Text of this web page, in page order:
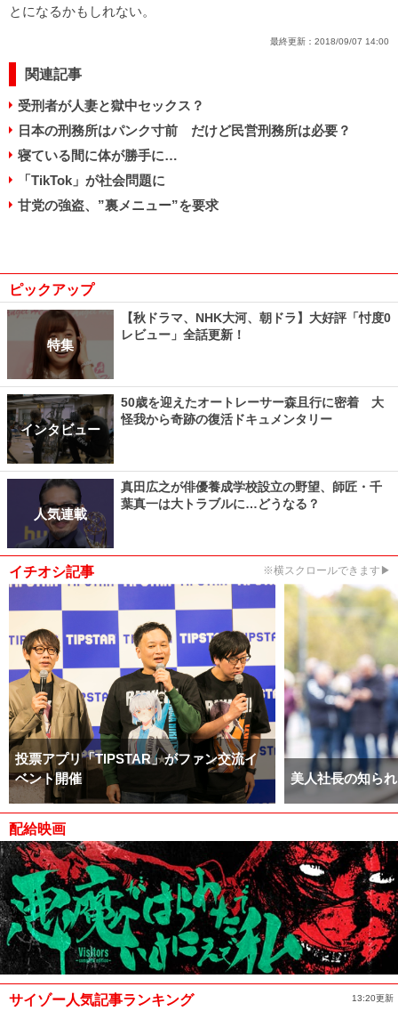
とになるかもしれない。
最終更新： 2018/09/07 14:00
関連記事
受刑者が人妻と獄中セックス？
日本の刑務所はパンク寸前 だけど民営刑務所は必要？
寝ている間に体が勝手に…
「TikTok」が社会問題に
甘党の強盗、”裏メニュー”を要求
ピックアップ
特集
【秋ドラマ、NHK大河、朝ドラ】大好評「忖度0
レビュー」全話更新！
インタビュー
50歳を迎えたオートレーサー森且行に密着 大
怪我から奇跡の復活ドキュメンタリー
人気連載
真田広之が俳優養成学校設立の野望、師匠・千
葉真一は大トラブルに…どうなる？
イチオシ記事 ※横スクロールできます▶
投票アプリ「TIPSTAR」がファン交流イ
ベント開催
美人社長の知ら
配給映画
サイゾー人気記事ランキング 13:20更新